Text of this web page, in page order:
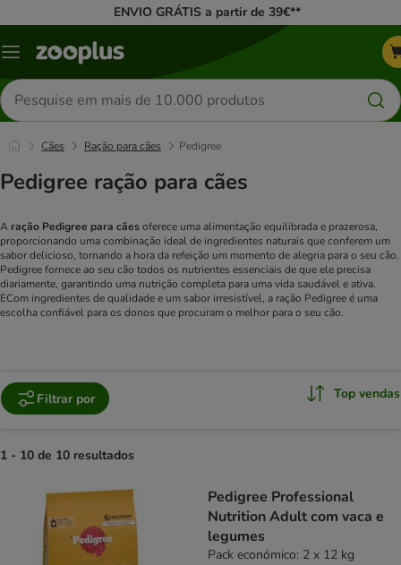
ENVIO GRÁTIS a partir de 39€**
Menu
Pesquisar
produtos
Cães Ração para cães Pedigree
Pedigree ração para cães
A ração Pedigree para cãesoferece uma alimentação equilibrada e prazerosa,
proporcionando uma combinação ideal de ingredientes naturais que conferem um
sabor delicioso, tornando a hora da refeição um momento de alegria para o seu cão.
Pedigree fornece ao seu cão todos os nutrientes essenciais de que ele precisa
diariamente, garantindo uma nutrição completa para uma vida saudável e ativa.
ECom ingredientes de qualidade e um sabor irresistível, a ração Pedigree é uma
escolha confiável para os donos que procuram o melhor para o seu cão.
Filtrar por Top vendas
1 - 10 de 10 resultados
Pedigree Professional
Nutrition Adult com vaca e
legumes
Pack económico: 2 x 12 kg